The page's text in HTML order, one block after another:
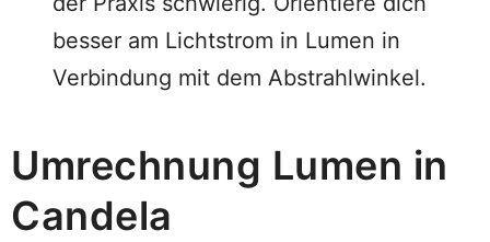
besser am Lichtstrom in Lumen in
Verbindung mit dem Abstrahlwinkel.
Umrechnung Lumen in
Candela